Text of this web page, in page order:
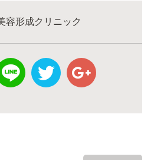
容形成クリニック